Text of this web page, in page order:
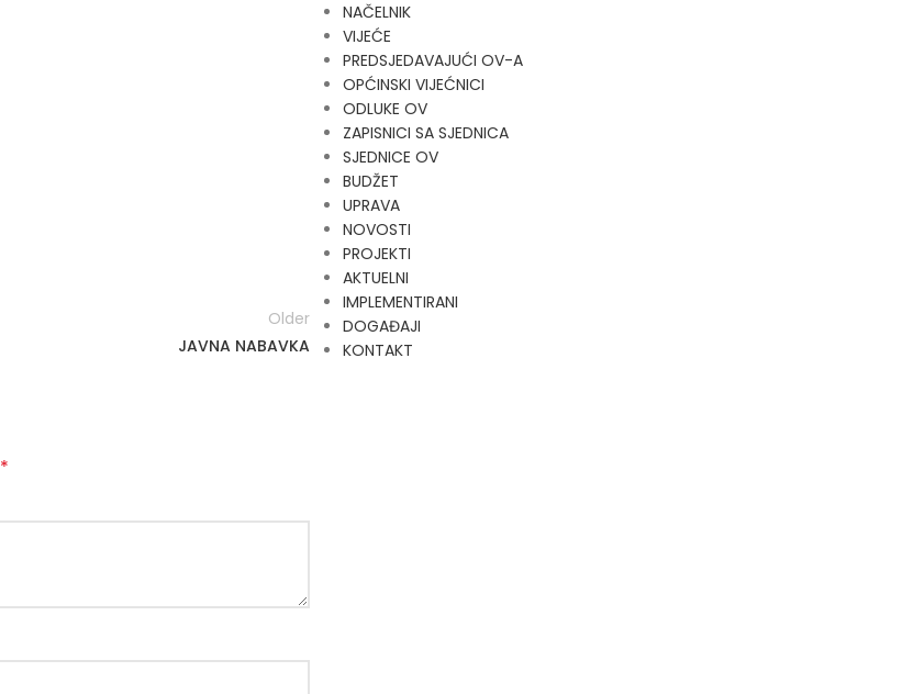
Older
JAVNA NABAVKA
*
NAČELNIK
VIJEĆE
PREDSJEDAVAJUĆI OV-A
OPĆINSKI VIJEĆNICI
ODLUKE OV
ZAPISNICI SA SJEDNICA
SJEDNICE OV
BUDŽET
UPRAVA
NOVOSTI
PROJEKTI
AKTUELNI
IMPLEMENTIRANI
DOGAĐAJI
KONTAKT